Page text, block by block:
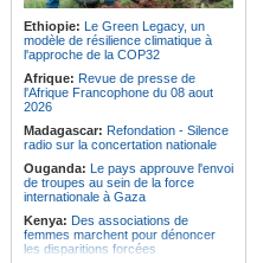
les services rendus à la Patrie
Angola:Le président de
l'Assemblée nationale en mission
d'évaluation de l'activité
parlementaire de Lunda-Sul
Ethiopie: Le Green Legacy, un
modèle de résilience climatique à
l'approche de la COP32
Afrique: Revue de presse de
l'Afrique Francophone du 08 aout
2026
Madagascar: Refondation - Silence
radio sur la concertation nationale
Ouganda: Le pays approuve l'envoi
de troupes au sein de la force
internationale à Gaza
Kenya: Des associations de
femmes marchent pour dénoncer
les disparitions forcées